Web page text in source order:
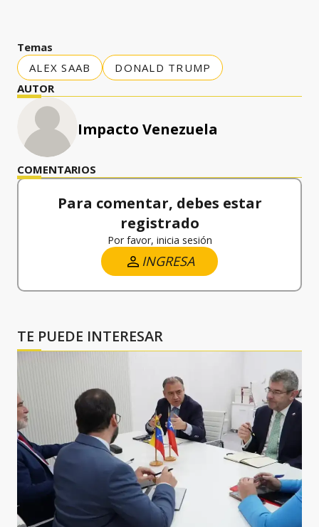
Temas
ALEX SAAB
DONALD TRUMP
AUTOR
Impacto Venezuela
COMENTARIOS
Para comentar, debes estar
registrado
Por favor, inicia sesión
INGRESA
TE PUEDE INTERESAR